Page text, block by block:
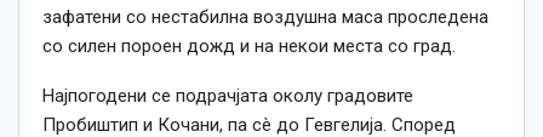
зафатени со нестабилна воздушна маса проследена
со силен пороен дожд и на некои места со град.
Најпогодени се подрачјата околу градовите
Пробиштип и Кочани, па сè до Гевгелија. Според